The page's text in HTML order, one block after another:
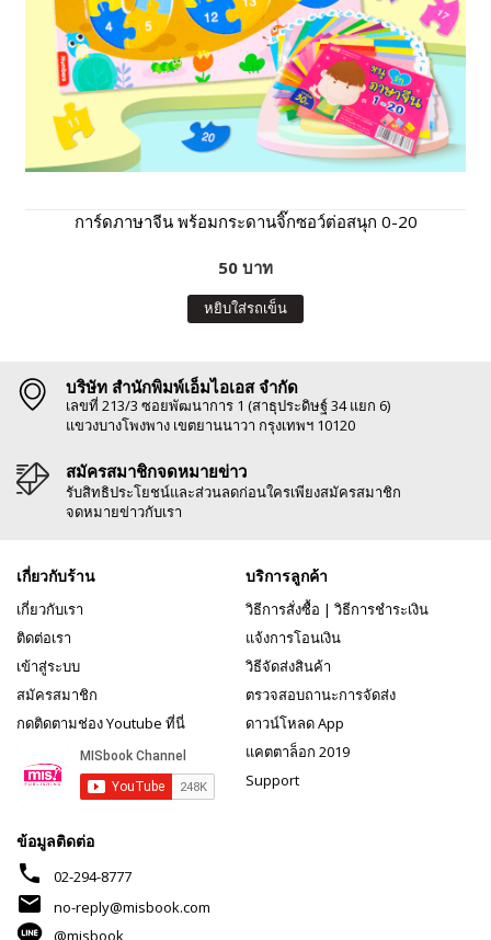
การ์ดภาษาจีน พร้อมกระดานจิ๊กซอว์ต่อสนุก 0-20
50 บาท
หยิบใส่รถเข็น
บริษัท สำนักพิมพ์เอ็มไอเอส จำกัด
เลขที่ 213/3 ซอยพัฒนาการ 1 (สาธุประดิษฐ์ 34 แยก 6)
แขวงบางโพงพาง เขตยานนาวา กรุงเทพฯ 10120
สมัครสมาชิกจดหมายข่าว
รับสิทธิประโยชน์และส่วนลดก่อนใครเพียงสมัครสมาชิก
จดหมายข่าวกับเรา
เกี่ยวกับร้าน
เกี่ยวกับเรา
ติดต่อเรา
เข้าสู่ระบบ
สมัครสมาชิก
กดติดตามช่อง Youtube ที่นี่
บริการลูกค้า
วิธีการสั่งซื้อ | วิธีการชำระเงิน
แจ้งการโอนเงิน
วิธีจัดส่งสินค้า
ตรวจสอบถานะการจัดส่ง
ดาวน์โหลด App
แคตตาล็อก 2019
Support
ข้อมูลติดต่อ
phone 02-294-8777
mail
no-reply@misbook.com
@misbook